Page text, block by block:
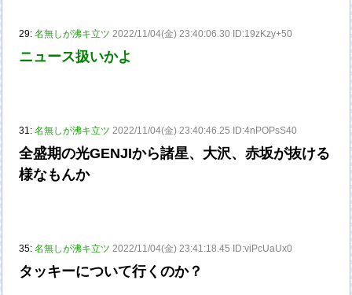
29:名無しが沸キ立ツ 2022/11/04(金) 23:40:06.30 ID:19zKzy+50
ニュース扱いかよ
31:名無しが沸キ立ツ 2022/11/04(金) 23:40:46.25 ID:4nPOPsS40
全盛期の光GENJIから諸星、大沢、赤坂が抜ける
様なもんか
35:名無しが沸キ立ツ 2022/11/04(金) 23:41:18.45 ID:viPcUaUx0
タッキーについて行くのか？